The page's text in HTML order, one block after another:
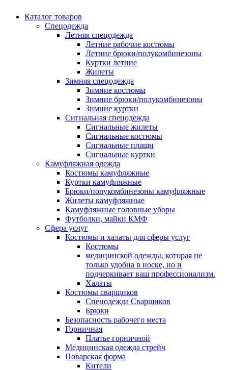
Каталог товаров
Спецодежда
Летняя спецодежда
Летние рабочие костюмы
Летние брюки/полукомбинезоны
Куртки летние
Жилеты
Зимняя спецодежда
Зимние костюмы
Зимние брюки/полукомбинезоны
Зимние куртки
Сигнальная спецодежда
Сигнальные жилеты
Сигнальные костюмы
Сигнальные плащи
Сигнальные куртки
Камуфляжная одежда
Костюмы камуфляжные
Куртки камуфляжные
Брюки/полукомбинезоны камуфляжные
Жилеты камуфляжные
Камуфляжные головные уборы
Футболки, майки КМФ
Сфера услуг
Костюмы и халаты для сферы услуг
Костюмы
медицинской одежды, которая не
только удобна в носке, но и
подчеркивает ваш профессионализм.
Халаты
Костюмы сварщиков
Спецодежда Сварщиков
Брюки
Безопасность рабочего места
Горничная
Платье горничной
Медицинская одежда стрейч
Поварская форма
Кители